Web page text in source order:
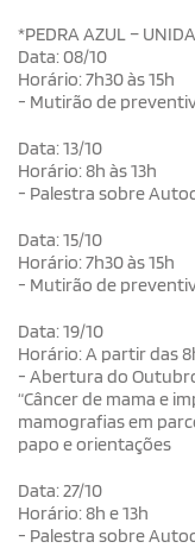
*PEDRA AZUL –
Data: 08/10
Horário: 7h30 às 15h
- Mutirão de
Data: 13/10
Horário: 8h às 13h
- Palestra sobre
Data: 15/10
Horário: 7h30 às 15h
- Mutirão de
Data: 19/10
Horário: A partir das
- Abertura do
“Câncer de mama e
mamografias em
papo e orientações
Data: 27/10
Horário: 8h e 13h
- Palestra sobre